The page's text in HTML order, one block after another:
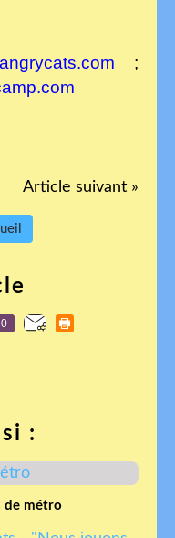
;
Article suivant »
0
:
de métro